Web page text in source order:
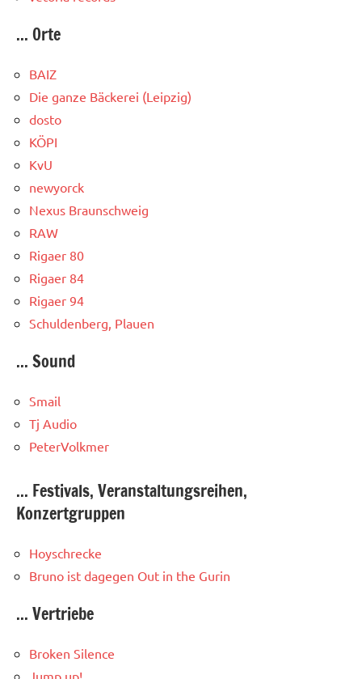
... Orte
BAIZ
Die ganze Bäckerei (Leipzig)
dosto
KÖPI
KvU
newyorck
Nexus Braunschweig
RAW
Rigaer 80
Rigaer 84
Rigaer 94
Schuldenberg, Plauen
... Sound
Smail
Tj Audio
PeterVolkmer
... Festivals, Veranstaltungsreihen,
Konzertgruppen
Hoyschrecke
Bruno ist dagegen Out in the Gurin
... Vertriebe
Broken Silence
Jump up!